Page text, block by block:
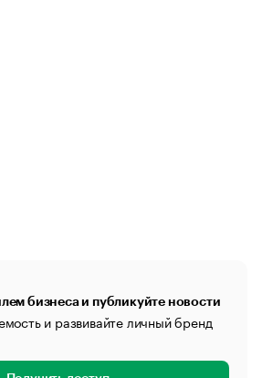
бизнеса и публикуйте новости
и развивайте личный бренд